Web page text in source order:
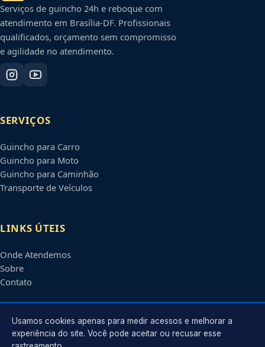
Serviços de guincho 24h e reboque com
atendimento em Brasília-DF. Profissionais
qualificados, orçamento sem compromisso
e agilidade no atendimento.
SERVIÇOS
Guincho para Carro
Guincho para Moto
Guincho para Caminhão
Transporte de Veículos
LINKS ÚTEIS
Onde Atendemos
Sobre
Contato
CONTATO
Usamos cookies apenas para medir acessos e melhorar a
experiência do site. Você pode aceitar ou recusar esse